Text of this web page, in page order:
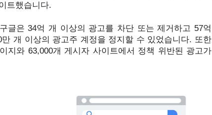
트했습니다.
글은 34억 개 이상의 광고를 차단 또는 제거하고 57억
개 이상의 광고주 계정을 정지할 수 있었습니다. 또한
지와 63,000개 게시자 사이트에서 정책 위반된 광고가